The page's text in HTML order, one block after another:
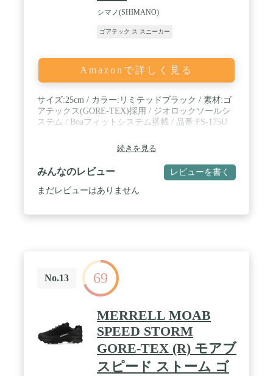
シマノ(SHIMANO)
ゴアテック ス スニーカー
Amazonで詳しく見る
サイズ:25cm / カラー:リミテッドブラック / 素材:ゴ
アテックス(GORE-TEX)採用 / ジオロックソールシ
ステム / Boaフィットシステム搭載 / 品番:FS-175U
続きを見る
みんなのレビュー レビューを書く
まだレビューはありません
No.13 69
MERRELL MOAB
SPEED STORM
GORE-TEX (R) モアブ
スピード ストーム ゴ